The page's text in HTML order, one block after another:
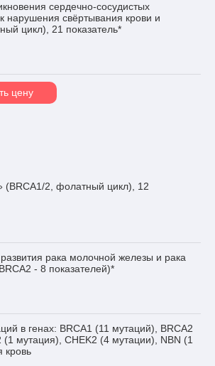
сердечно-сосудистых
нарушения свёртывания крови и
цикл), 21 показатель*
цену
(BRCA1/2, фолатный цикл), 12
развития рака молочной железы и рака
- 8 показателей)*
в генах: BRCA1 (11 мутаций), BRCA2
(1 мутация), CHEK2 (4 мутации), NBN (1
кровь